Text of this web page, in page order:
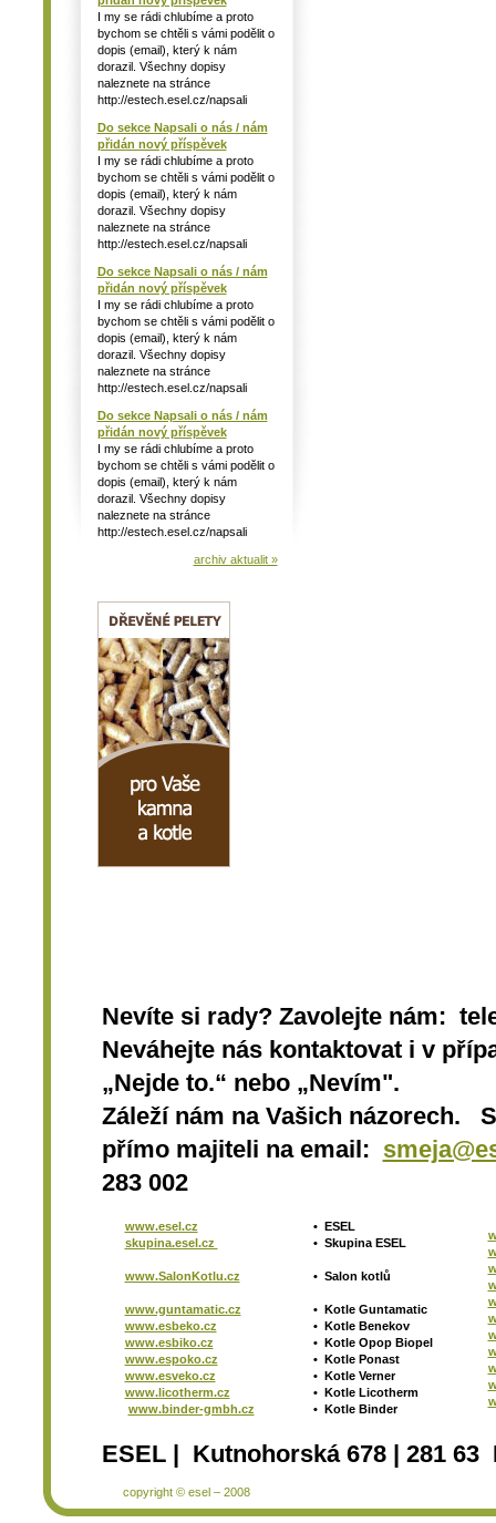
I my se rádi chlubíme a proto
bychom se chtěli s vámi podělit o
dopis (email), který k nám
dorazil. Všechny dopisy
naleznete na stránce
http://estech.esel.cz/napsali
Do sekce Napsali o nás / nám
přidán nový příspěvek
I my se rádi chlubíme a proto
bychom se chtěli s vámi podělit o
dopis (email), který k nám
dorazil. Všechny dopisy
naleznete na stránce
http://estech.esel.cz/napsali
Do sekce Napsali o nás / nám
přidán nový příspěvek
I my se rádi chlubíme a proto
bychom se chtěli s vámi podělit o
dopis (email), který k nám
dorazil. Všechny dopisy
naleznete na stránce
http://estech.esel.cz/napsali
Do sekce Napsali o nás / nám
přidán nový příspěvek
I my se rádi chlubíme a proto
bychom se chtěli s vámi podělit o
dopis (email), který k nám
dorazil. Všechny dopisy
naleznete na stránce
http://estech.esel.cz/napsali
archiv aktualit »
Nevíte si rady? Zavolejte nám:
Neváhejte nás kontaktovat i v
„Nejde to.“ nebo „Nevím".
Záleží nám na Vašich názorech.
přímo majiteli na email:
283 002
www.esel.cz
skupina.esel.cz
www.SalonKotlu.cz
www.guntamatic.cz
www.esbeko.cz
www.esbiko.cz
www.espoko.cz
www.esveko.cz
www.licotherm.cz
www.binder-gmbh.cz
• ESEL
• Skupina ESEL
• Salon kotlů
• Kotle Guntamatic
• Kotle Benekov
• Kotle Opop Biopel
• Kotle Ponast
• Kotle Verner
• Kotle Licotherm
• Kotle Binder
ESEL | Kutnohorská 678 | 281
copyright © esel – 2008